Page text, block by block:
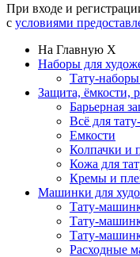
При входе и
с условиями
На Главную X
Наборы для
Тату-
Защита, ёмкости,
Барьерная
Всё для
Емкости
Колпачки и
Кожа для
Кремы и
Машинки для
Тату-
Тату-
Тату-
Расходные